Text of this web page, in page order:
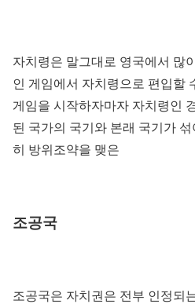
자치령은 말그대로 영국에서 많
인 게임에서 자치령으로 편입할
게임을 시작하자마자 자치령인
된 국가의 국기와 본래 국기가
히 방위조약을 맺은
조공국
조공국은 자치권은 전부 인정되